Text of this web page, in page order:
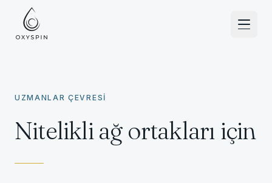
Zum Inhalt springen
UZMANLAR ÇEVRESİ
Nitelikli ağ ortakları için